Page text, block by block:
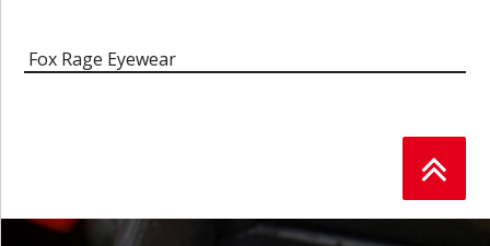
Fox Rage Eyewear